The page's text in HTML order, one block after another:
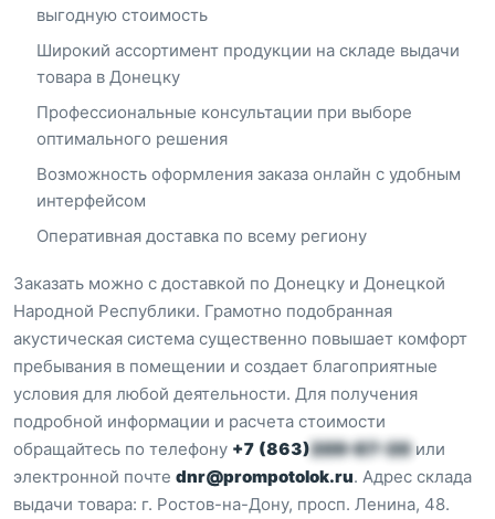
выгодную стоимость
Широкий ассортимент продукции на складе выдачи
товара в Донецку
Профессиональные консультации при выборе
оптимального решения
Возможность оформления заказа онлайн с удобным
интерфейсом
Оперативная доставка по всему региону
Заказать можно с доставкой по Донецку и Донецкой
Народной Республики. Грамотно подобранная
акустическая система существенно повышает комфорт
пребывания в помещении и создает благоприятные
условия для любой деятельности. Для получения
подробной информации и расчета стоимости
обращайтесь по телефону +7 (863)209-87-20или
электронной почте dnr@prompotolok.ru. Адрес склада
выдачи товара: г. Ростов-на-Дону, просп. Ленина, 48.